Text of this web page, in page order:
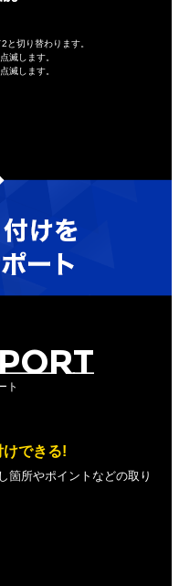
切り替わります。
滅します。
滅します。
ト
できる!
箇所やポイントなどの取り